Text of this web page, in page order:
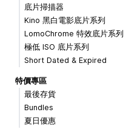
底片掃描器
Kino 黑白電影底片系列
LomoChrome 特效底片系列
極低 ISO 底片系列
Short Dated & Expired
特價專區
最後存貨
Bundles
夏日優惠